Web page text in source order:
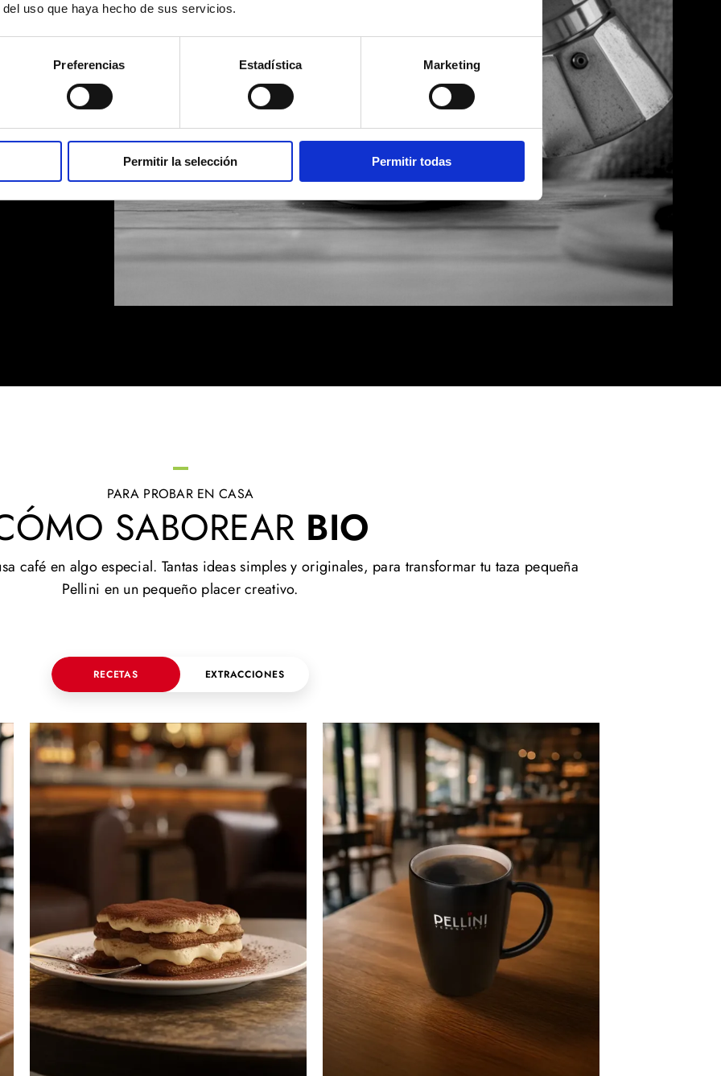
uso que haya hecho de sus servicios.
Preferencias Estadística Marketing
Permitir la selección Permitir todas
PARA PROBAR EN CASA
SABOREAR BIO
café en algo especial. Tantas ideas simples y originales, para transformar tu taza pequeña
Pellini en un pequeño placer creativo.
RECETAS EXTRACCIONES